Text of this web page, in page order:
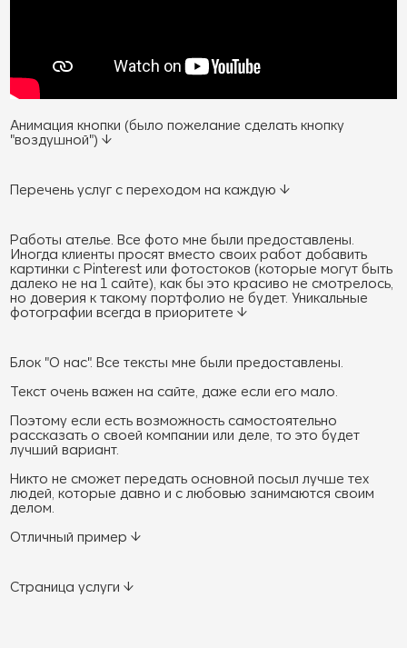
Анимация кнопки (было пожелание сделать кнопку
"воздушной") ↓
Перечень услуг с переходом на каждую ↓
Работы ателье. Все фото мне были предоставлены.
Иногда клиенты просят вместо своих работ добавить
картинки с Pinterest или фотостоков (которые могут быть
далеко не на 1 сайте), как бы это красиво не смотрелось,
но доверия к такому портфолио не будет. Уникальные
фотографии всегда в приоритете ↓
Блок "О нас". Все тексты мне были предоставлены.
Текст очень важен на сайте, даже если его мало.
Поэтому если есть возможность самостоятельно
рассказать о своей компании или деле, то это будет
лучший вариант.
Никто не сможет передать основной посыл лучше тех
людей, которые давно и с любовью занимаются своим
делом.
Отличный пример ↓
Страница услуги ↓